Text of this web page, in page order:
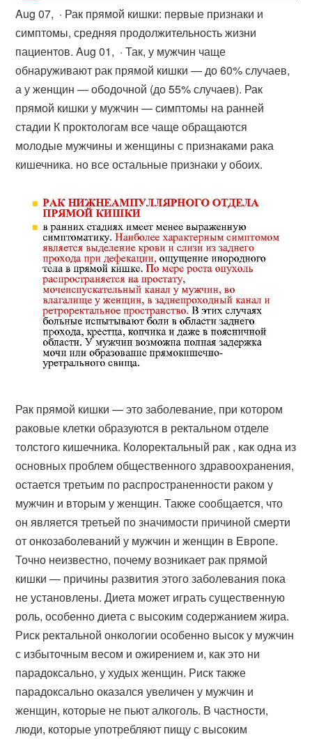
Aug 07, · Рак прямой кишки: первые признаки и
симптомы, средняя продолжительность жизни
пациентов. Aug 01, · Так, у мужчин чаще
обнаруживают рак прямой кишки — до 60% случаев,
а у женщин — ободочной (до 55% случаев). Рак
прямой кишки у мужчин — симптомы на ранней
стадии К проктологам все чаще обращаются
молодые мужчины и женщины с признаками рака
кишечника. но все остальные признаки у обоих.
Рак прямой кишки — это заболевание, при котором
раковые клетки образуются в ректальном отделе
толстого кишечника. Колоректальный рак , как одна из
основных проблем общественного здравоохранения,
остается третьим по распространенности раком у
мужчин и вторым у женщин. Также сообщается, что
он является третьей по значимости причиной смерти
от онкозаболеваний у мужчин и женщин в Европе.
Точно неизвестно, почему возникает рак прямой
кишки — причины развития этого заболевания пока
не установлены. Диета может играть существенную
роль, особенно диета с высоким содержанием жира.
Риск ректальной онкологии особенно высок у мужчин
с избыточным весом и ожирением и, как это ни
парадоксально, у худых женщин. Риск также
парадоксально оказался увеличен у мужчин и
женщин, которые не пьют алкоголь. В частности,
люди, которые употребляют пищу с высоким